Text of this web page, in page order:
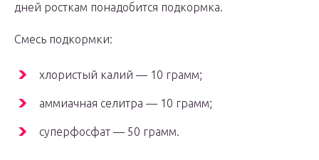
дней росткам понадобится подкормка.
Смесь подкормки:
хлористый калий — 10 грамм;
аммиачная селитра — 10 грамм;
суперфосфат — 50 грамм.